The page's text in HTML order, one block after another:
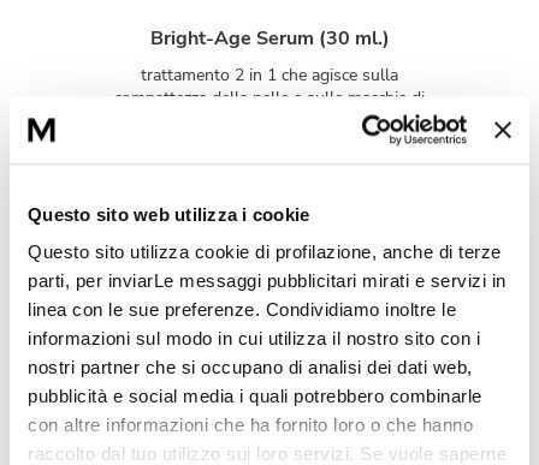
Questo sito web utilizza i cookie
Questo sito utilizza cookie di profilazione, anche di terze
parti, per inviarLe messaggi pubblicitari mirati e servizi in
linea con le sue preferenze. Condividiamo inoltre le
informazioni sul modo in cui utilizza il nostro sito con i
nostri partner che si occupano di analisi dei dati web,
pubblicità e social media i quali potrebbero combinarle
con altre informazioni che ha fornito loro o che hanno
raccolto dal tuo utilizzo sui loro servizi. Se vuole saperne
Bright-Age Serum (30 ml.)
trattamento 2 in 1 che agisce sulla
compattezza della pelle e sulle macchie di
pigmentazione. Grazie alla combinazione di
Fiori di Canguro e Niacinamide, stimola la
produzione di collagene ed elastina,
Bright-Cream (30 ml.)
Crema illuminante che riduce le macchie
scure e uniforma l’incarnato grazie ad Alfa-
arbutina, Niacinamide e Vitamina C. Texture
leggera e setosa, per una pelle luminosa e
protetta.